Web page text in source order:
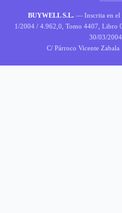
BUYWELL S.L. — Inscrita en el
1/2004 / 4.962,0, Tomo 4407, Libro
30/03/
C/ Párroco Vicente